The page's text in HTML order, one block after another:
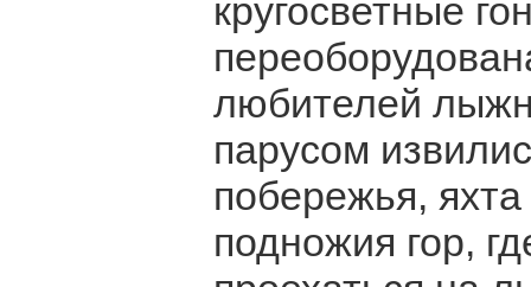
кругосветные
любителей
парусом
побережья,
подножия гор,